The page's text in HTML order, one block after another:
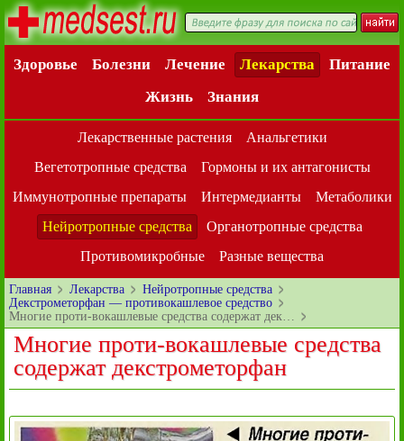
Здоровье Болезни Лечение Лекарства
Питание
Жизнь
Знания
Лекарственные растения
Анальгетики
Вегетотропные средства
Гормоны и их антагонисты
Иммунотропные препараты
Интермедианты
Метаболики
Нейротропные средства
Органотропные средства
Противомикробные
Разные вещества
Главная Лекарства
Нейротропные средства
Декстрометорфан — противокашлевое средство
Многие проти-вокашлевые средства содержат дек…
Многие проти-вокашлевые средства
содержат декстрометорфан